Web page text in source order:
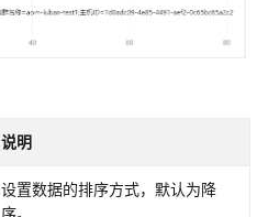
说明
设置数据的排序方式，默认为降